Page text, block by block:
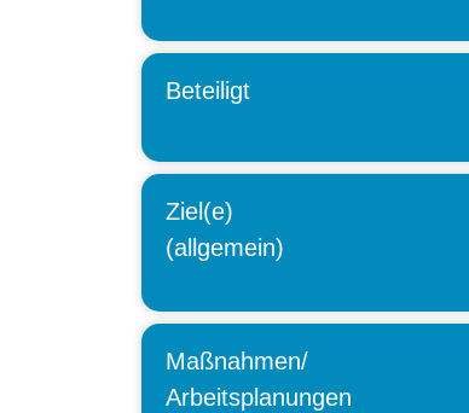
Beteiligt
Ziel(e)
(allgemein)
Maßnahmen/
Arbeitsplanungen